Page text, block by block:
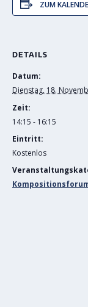
ZUM
DETAILS
Datum:
Dienstag, 18.
Zeit:
14:15 - 16:15
Eintritt:
Kostenlos